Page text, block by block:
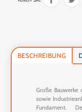
BESCHREIBUNG
Große Bauwerke
sowie
Fundament.